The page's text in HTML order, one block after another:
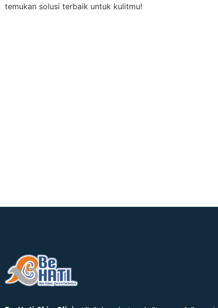
temukan solusi terbaik untuk kulitmu!